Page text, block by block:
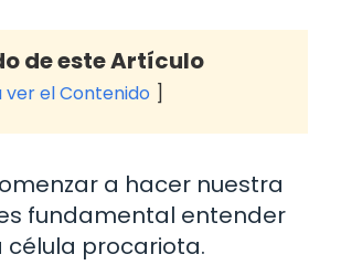
de este Artículo
el Contenido
a hacer nuestra
fundamental entender
célula procariota.